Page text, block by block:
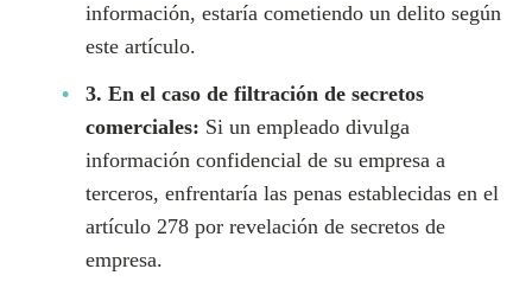
información, estaría cometiendo un delito según
este artículo.
3. En el caso de filtración de secretos
comerciales: Si un empleado divulga
información confidencial de su empresa a
terceros, enfrentaría las penas establecidas en el
artículo 278 por revelación de secretos de
empresa.